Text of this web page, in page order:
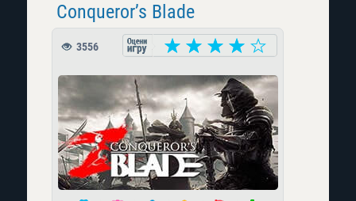
Conqueror’s Blade
3556